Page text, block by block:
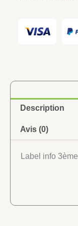
Description
Avis (0)
Label info 3ème